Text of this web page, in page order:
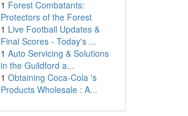
1 Forest Combatants:
Protectors of the Forest
1 Live Football Updates &
Final Scores - Today's ...
1 Auto Servicing & Solutions
in the Guildford a...
1 Obtaining Coca-Cola 's
Products Wholesale : A...